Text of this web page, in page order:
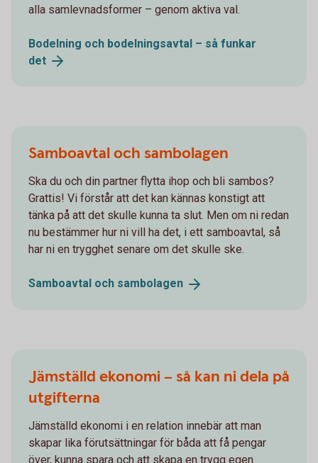
alla samlevnadsformer – genom aktiva val.
Bodelning och bodelningsavtal – så funkar
det
Samboavtal och sambolagen
Ska du och din partner flytta ihop och bli sambos?
Grattis! Vi förstår att det kan kännas konstigt att
tänka på att det skulle kunna ta slut. Men om ni redan
nu bestämmer hur ni vill ha det, i ett samboavtal, så
har ni en trygghet senare om det skulle ske.
Samboavtal och sambolagen
Jämställd ekonomi – så kan ni dela på
utgifterna
Jämställd ekonomi i en relation innebär att man
skapar lika förutsättningar för båda att få pengar
över, kunna spara och att skapa en trygg egen